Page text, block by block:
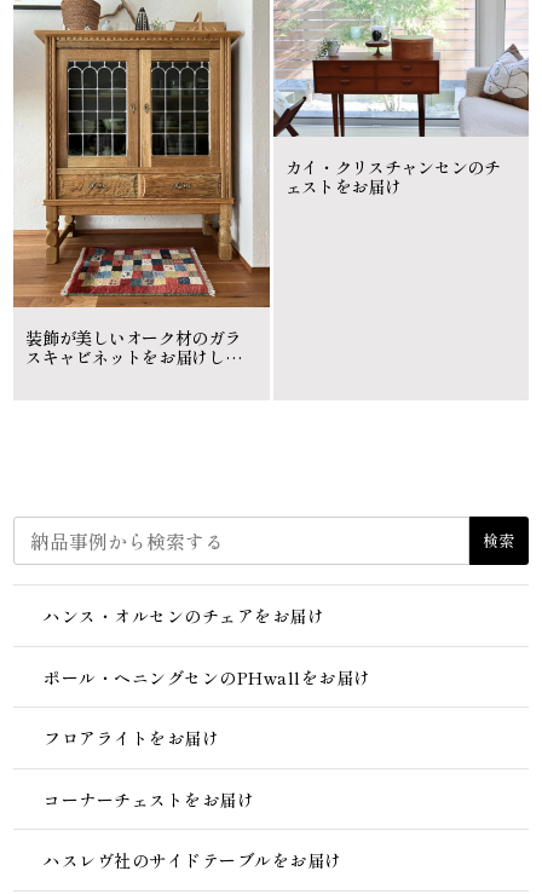
装飾が美しいオーク材のガラ
スキャビネットをお届けしま
カイ・クリスチャンセンのチ
ェストをお届け
検索
ハンス・オルセンのチェアをお届け
ポール・ヘニングセンのPHwallをお届け
フロアライトをお届け
コーナーチェストをお届け
ハスレヴ社のサイドテーブルをお届け